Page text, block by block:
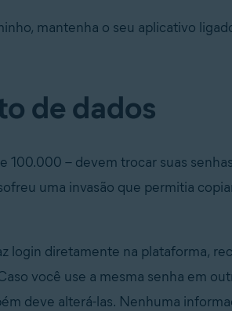
mantenha o seu aplicativo
de dados
100.000 – devem trocar suas
uma invasão que permitia
login diretamente na plataforma,
você use a mesma senha em
deve alterá-las. Nenhuma